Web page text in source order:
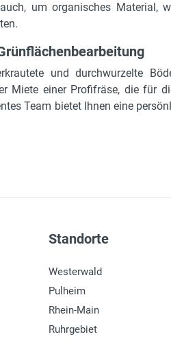
um organisches Material,
und durchwurzelte
Miete einer Profifräse, die für
Team bietet Ihnen eine
Standorte
Westerwald
Pulheim
Rhein-Main
Ruhrgebiet